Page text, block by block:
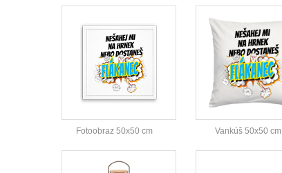
Fotoobraz 50x50 cm Vankúš 50x50 cm